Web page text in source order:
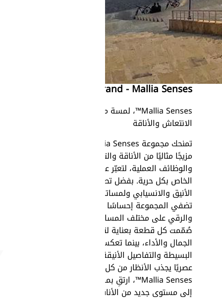
والميكانيكية وأنظمة
الأتمتة.
Legrand - Mallia Senses
Mallia Senses™، لمسة من
الانتعاش والأناقة
مزيجًا مثاليًا من الأناقة والتميز
والوظائف العملية، لتعبّر عن أسلوبك
الخاص بكل حرية. بفضل تصميمها
الأنيق والانسيابي ولمساتها الراقية،
تضفي المجموعة إحساسًا بالخفة
والرقي على مختلف المساحات.
صُمّمت كل قطعة بعناية لتجمع بين
الجمال والأداء، بينما تعكس الخطوط
البسيطة والتفاصيل الأنيقة طابعًا
عصريًا يجذب الأنظار من كل زاوية. مع
Mallia Senses™، ارتقِ بمساحاتك
إلى مستوى جديد من الأناقة.